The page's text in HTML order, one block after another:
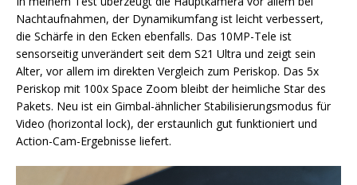
Nachtaufnahmen, der Dynamikumfang ist leicht verbessert,
die Schärfe in den Ecken ebenfalls. Das 10MP-Tele ist
sensorseitig unverändert seit dem S21 Ultra und zeigt sein
Alter, vor allem im direkten Vergleich zum Periskop. Das 5x
Periskop mit 100x Space Zoom bleibt der heimliche Star des
Pakets. Neu ist ein Gimbal-ähnlicher Stabilisierungsmodus für
Video (horizontal lock), der erstaunlich gut funktioniert und
Action-Cam-Ergebnisse liefert.